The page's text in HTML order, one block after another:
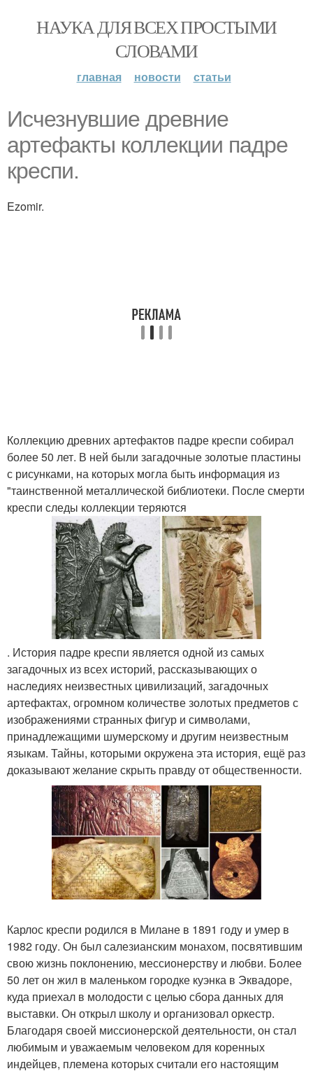
НАУКА ДЛЯ ВСЕХ ПРОСТЫМИ
СЛОВАМИ
главная новости статьи
Иcчезнувшие древние
артефакты коллекции падре
креспи.
Ezomir.
Коллекцию древних артефактов падре креспи собирал
более 50 лет. В ней были загадочные золотые пластины
с рисунками, на которых могла быть информация из
"таинственной металлической библиотеки. После смерти
креспи следы коллекции теряются
. История падре креспи является одной из самых
загадочных из всех историй, рассказывающих о
наследиях неизвестных цивилизаций, загадочных
артефактах, огромном количестве золотых предметов с
изображениями странных фигур и символами,
принадлежащими шумерскому и другим неизвестным
языкам. Тайны, которыми окружена эта история, ещё раз
доказывают желание скрыть правду от общественности.
Карлос креспи родился в Милане в 1891 году и умер в
1982 году. Он был салезианским монахом, посвятившим
свою жизнь поклонению, мессионерству и любви. Более
50 лет он жил в маленьком городке куэнка в Эквадоре,
куда приехал в молодости с целью сбора данных для
выставки. Он открыл школу и организовал оркестр.
Благодаря своей миссионерской деятельности, он стал
любимым и уважаемым человеком для коренных
индейцев, племена которых считали его настоящим